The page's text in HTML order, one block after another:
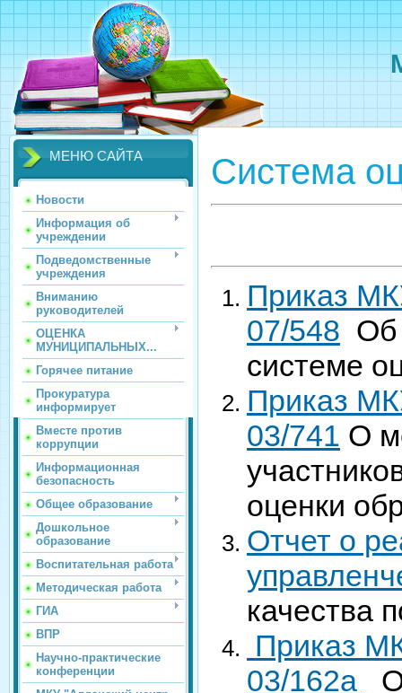
МЕНЮ САЙТА
Новости
Информация об
учреждении
Подведомственные
учреждения
Вниманию
руководителей
ОЦЕНКА
МУНИЦИПАЛЬНЫХ...
Горячее питание
Прокуратура
информирует
Вместе против
коррупции
Информационная
безопасность
Общее образование
Дошкольное
образование
Воспитательная работа
Методическая работа
ГИА
ВПР
Научно-практические
конференции
Система
Приказ
07/548 Об
системе
Приказ
03/741 О
оценки
Отчет о
качества
Приказ
03/162а